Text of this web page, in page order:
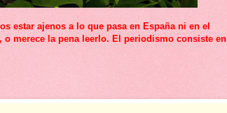
estar ajenos a lo que pasa en España ni en el
merece la pena leerlo. El periodismo consiste en